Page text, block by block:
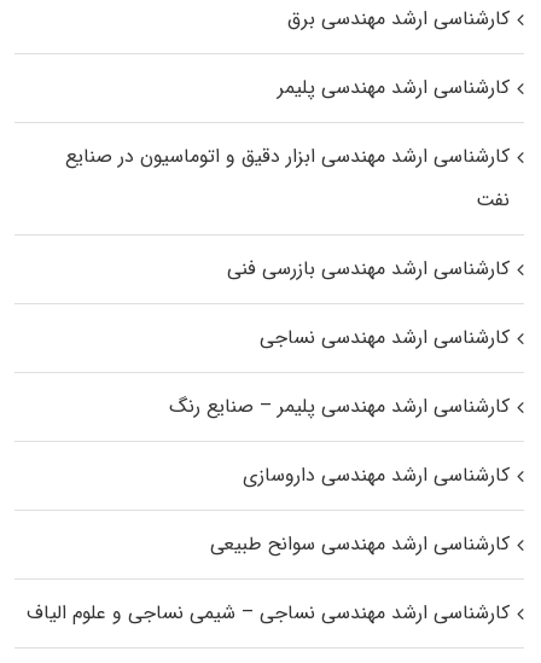
کارشناسی ارشد مهندسی برق
کارشناسی ارشد مهندسی پلیمر
کارشناسی ارشد مهندسی ابزار دقیق و اتوماسیون در صنایع
نفت
کارشناسی ارشد مهندسی بازرسی فنی
کارشناسی ارشد مهندسی نساجی
کارشناسی ارشد مهندسی پلیمر – صنایع رنگ
کارشناسی ارشد مهندسی داروسازی
کارشناسی ارشد مهندسی سوانح طبیعی
کارشناسی ارشد مهندسی نساجی – شیمی نساجی و علوم الیاف